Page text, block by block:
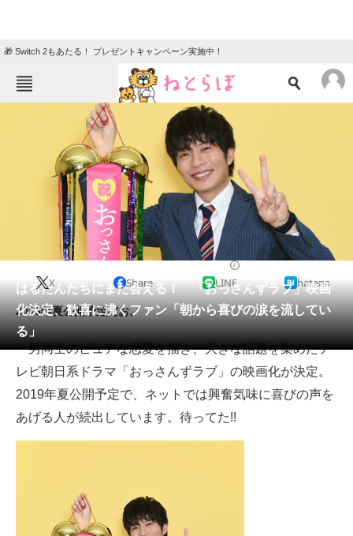
🎁 Switch 2もあたる！ プレゼントキャンペーン実施中！
ねとらぼメニュー
ニュース
クイズ
地域
教育・育児
リサーチ
会員記事
メディア
注目記事を集めた総合ページ
ITの今と未来を見通す
スマホと通信の最新トレンド
ビジネスと働き方のヒント
はるたんたちにまた会える！ 「おっさんずラブ」映画
化決定、歓喜に沸くファン「朝から喜びの涙を流してい
る」
X Share LINE hatena
2019年夏公開予定だお。
男同士のピュアな恋愛を描き、大きな話題を集めたテ
レビ朝日系ドラマ「おっさんずラブ」の映画化が決定。
2019年夏公開予定で、ネットでは興奮気味に喜びの声を
あげる人が続出しています。待ってた!!